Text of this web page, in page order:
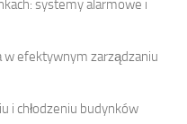
systemy alarmowe i
efektywnym zarządzaniu
i chłodzeniu budynków